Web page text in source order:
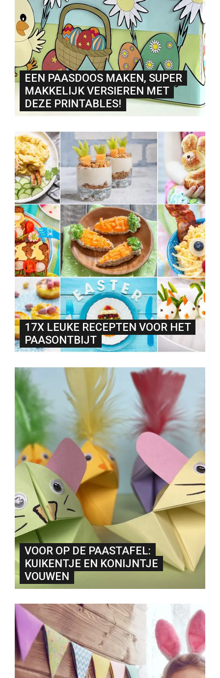
EEN PAASDOOS MAKEN, SUPER
MAKKELIJK VERSIEREN MET
DEZE PRINTABLES!
17X LEUKE RECEPTEN VOOR HET
PAASONTBIJT
VOOR OP DE PAASTAFEL:
KUIKENTJE EN KONIJNTJE
VOUWEN